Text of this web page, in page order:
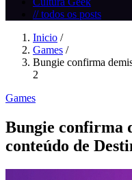
// todos os posts
Inicio /
Games /
Bungie confirma
2
Games
Bungie confirma
conteúdo de